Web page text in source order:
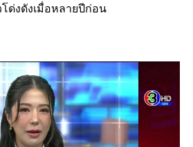
โด่งดังเมื่อหลายปีก่อน